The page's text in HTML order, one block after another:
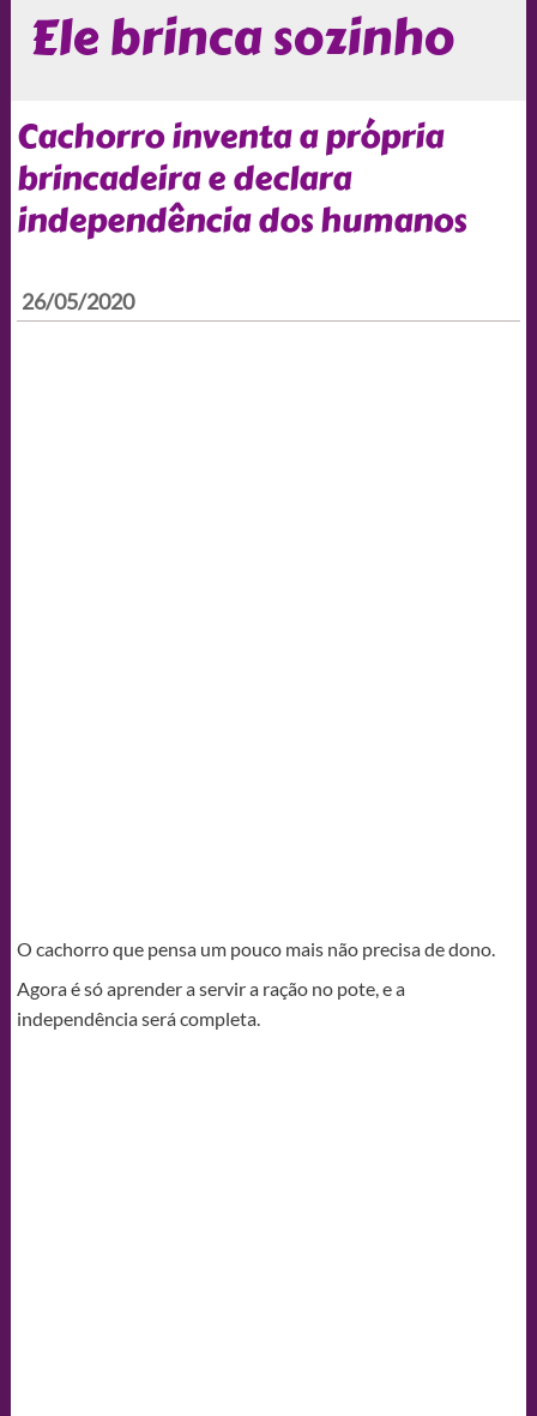
Ele brinca sozinho
Cachorro inventa a própria
brincadeira e declara
independência dos humanos
26/05/2020
O cachorro que pensa um pouco mais não precisa de dono.
Agora é só aprender a servir a ração no pote, e a
independência será completa.